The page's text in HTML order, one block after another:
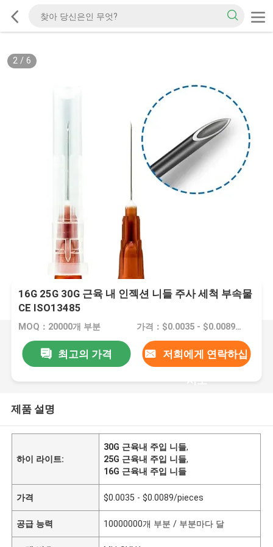
2/ 6
16G 25G 30G 근육 내 인젝션 니들 주사 세척 부속물
CE ISO13485
MOQ：20000개 부분 가격：$0.0035 - $0.0089/pieces
최고의 가격 저희에게 연락하십
시오
제품 설명
하이 라이트:
30G 근육내 주입 니들,
25G 근육내 주입 니들,
16G 근육내 주입 니들
가격 $0.0035 - $0.0089/pieces
공급 능력 10000000개 부분 / 부분마다 달